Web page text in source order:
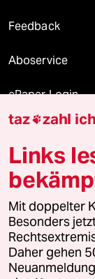
Feedback
Aboservice
ePaper Login
Downloads für
© 2026 taz
Alle Rechte
wenden Sie sich bitte
Feedback
taz zahl ich
Links
Mit doppelter
Besonders
Daher gehen